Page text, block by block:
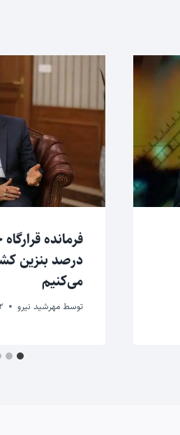
درصد بنزین
می‌کنیم
توسط مهرشید نیرو 12